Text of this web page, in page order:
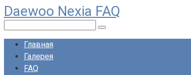
Перейти
к
контенту
Daewoo Nexia FAQ
Главная
Галерея
FAQ